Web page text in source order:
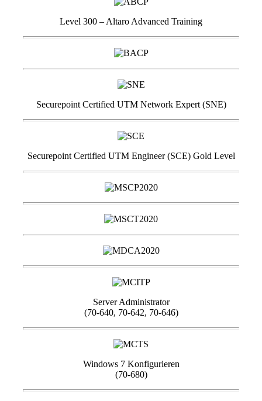
Level 300 – Altaro Advanced Training
Securepoint Certified UTM Network Expert (SNE)
Securepoint Certified UTM Engineer (SCE) Gold Level
Server Administrator
(70-640, 70-642, 70-646)
Windows 7 Konfigurieren
(70-680)